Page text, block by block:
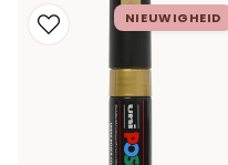
NIEUWIGHEID